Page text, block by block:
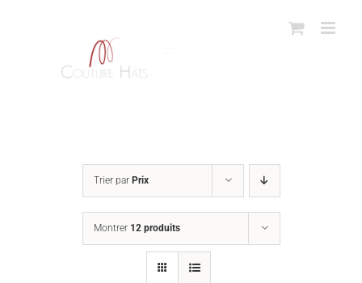
Trier par Prix
Montrer 12 produits